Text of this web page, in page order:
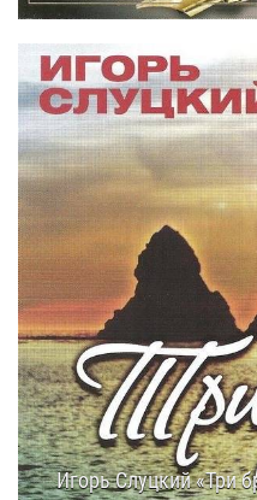
Игорь Слуцкий «Три